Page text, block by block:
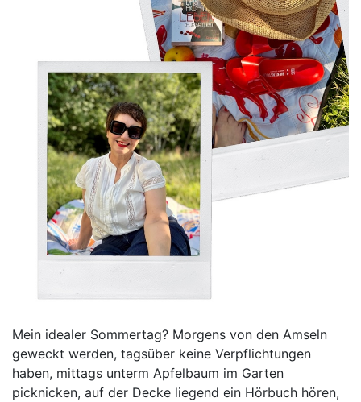
Mein idealer Sommertag? Morgens von den Amseln
geweckt werden, tagsüber keine Verpflichtungen
haben, mittags unterm Apfelbaum im Garten
picknicken, auf der Decke liegend ein Hörbuch hören,